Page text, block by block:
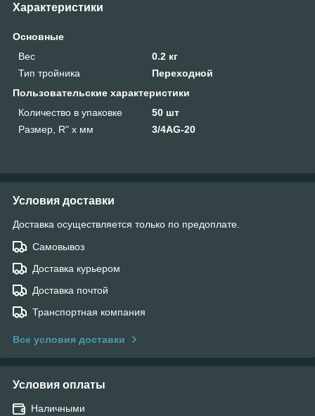
Характеристики
Основные
Вес
0.2 кг
Тип тройника
Переходной
Пользовательские характеристики
Количество в упаковке
50 шт
Размер, R" x мм
3/4AG-20
Условия доставки
Доставка осуществляется только по предоплате.
Самовывоз
Доставка курьером
Доставка почтой
Транспортная компания
Все условия доставки
Условия оплаты
Наличными